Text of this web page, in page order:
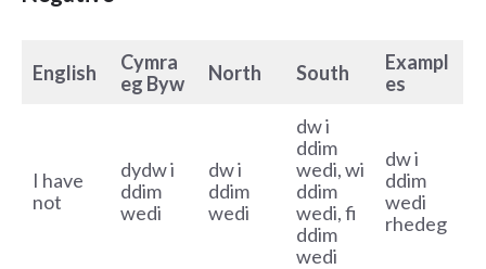
English
Cymra
eg Byw
North South
Exampl
es
I have
not
dydw i
ddim
wedi
dw i
ddim
wedi
dw i
ddim
wedi, wi
ddim
wedi, fi
ddim
wedi
dw i
ddim
wedi
rhedeg